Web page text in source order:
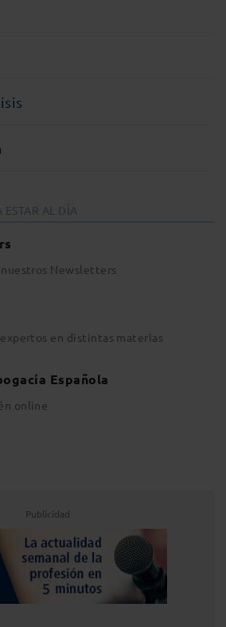
ESTAR AL DÍA
Newsletters
en distintas materias
Española
online
Publicidad